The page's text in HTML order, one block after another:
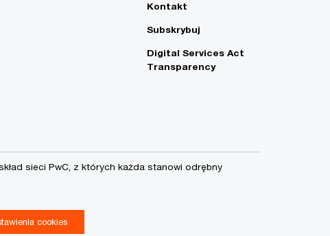
Kontakt
Subskrybuj
Digital Services Act
Transparency
sieci PwC, z których każda stanowi odrębny
cookies